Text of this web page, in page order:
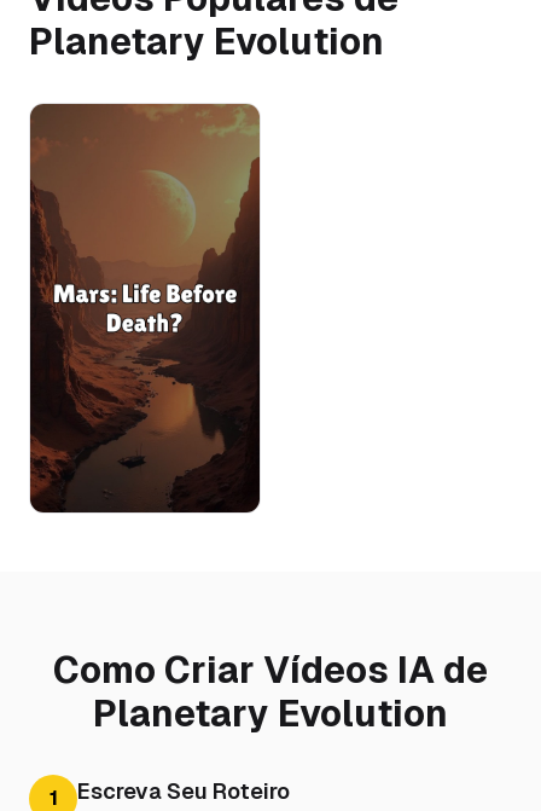
Planetary Evolution
Como Criar Vídeos IA de
Planetary Evolution
1 Escreva Seu Roteiro